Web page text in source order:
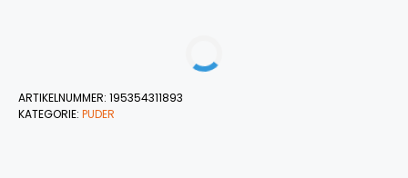
ARTIKELNUMMER: 195354311893
KATEGORIE: PUDER